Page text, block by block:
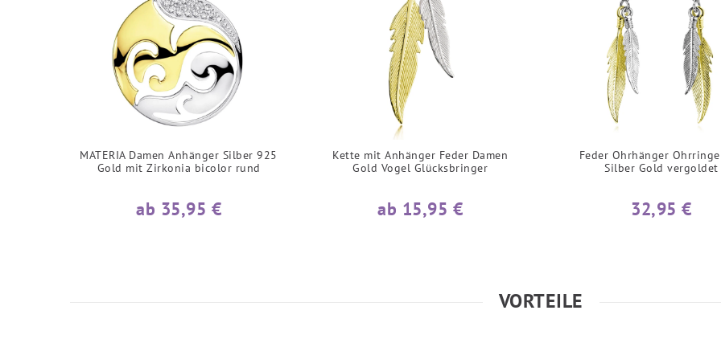
MATERIA Damen Anhänger Silber 925
Gold mit Zirkonia bicolor rund
ab 35,95 €
Kette mit Anhänger Feder Damen
Gold Vogel Glücksbringer
ab 15,95 €
Feder Ohrhänger
Silber Gold vergoldet
32,95 €
VORTEILE